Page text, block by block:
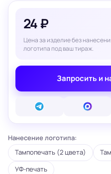
24 ₽
Цена за изделие без
логотипа под ваш тираж.
Запросить и
Нанесение логотипа:
Тампопечать (2 цвета)
УФ-печать